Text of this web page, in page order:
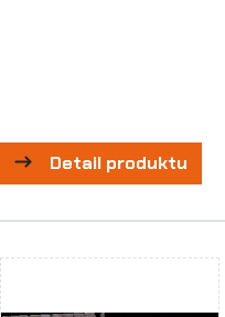
Detail produktu